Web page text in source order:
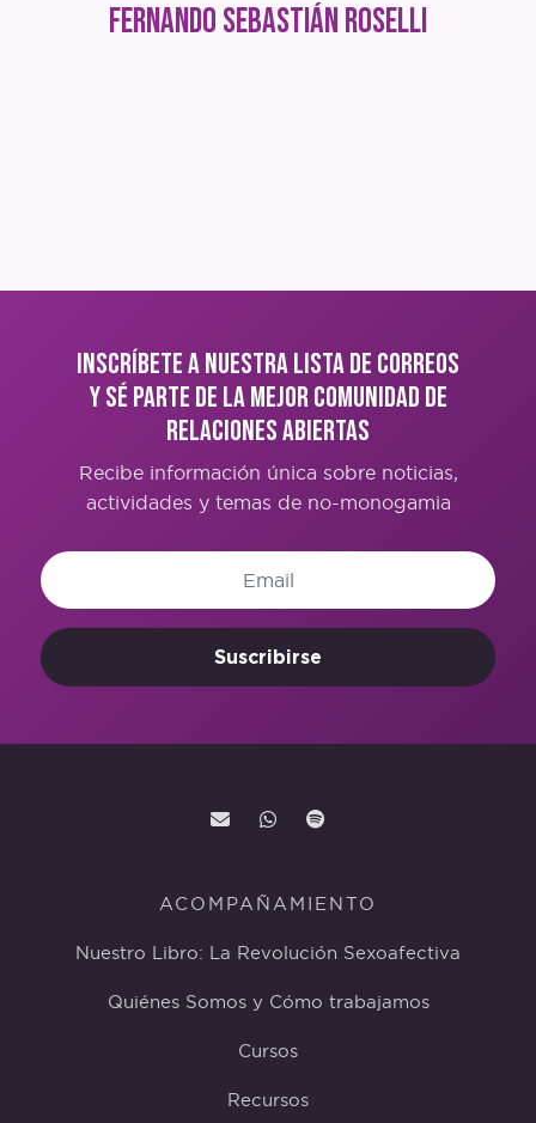
Fernando Sebastián Roselli
Inscríbete a nuestra lista de correos
y sé parte de la mejor comunidad de
Relaciones Abiertas
Recibe información única sobre noticias,
actividades y temas de no-monogamia
Suscribirse
ACOMPAÑAMIENTO
Nuestro Libro: La Revolución Sexoafectiva
Quiénes Somos y Cómo trabajamos
Cursos
Recursos